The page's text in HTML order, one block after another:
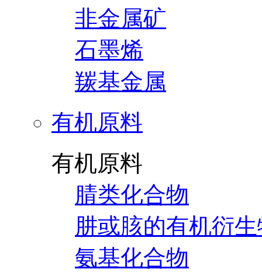
非金属矿
石墨烯
羰基金属
有机原料
有机原料
腈类化合物
肼或胲的有机衍
氨基化合物